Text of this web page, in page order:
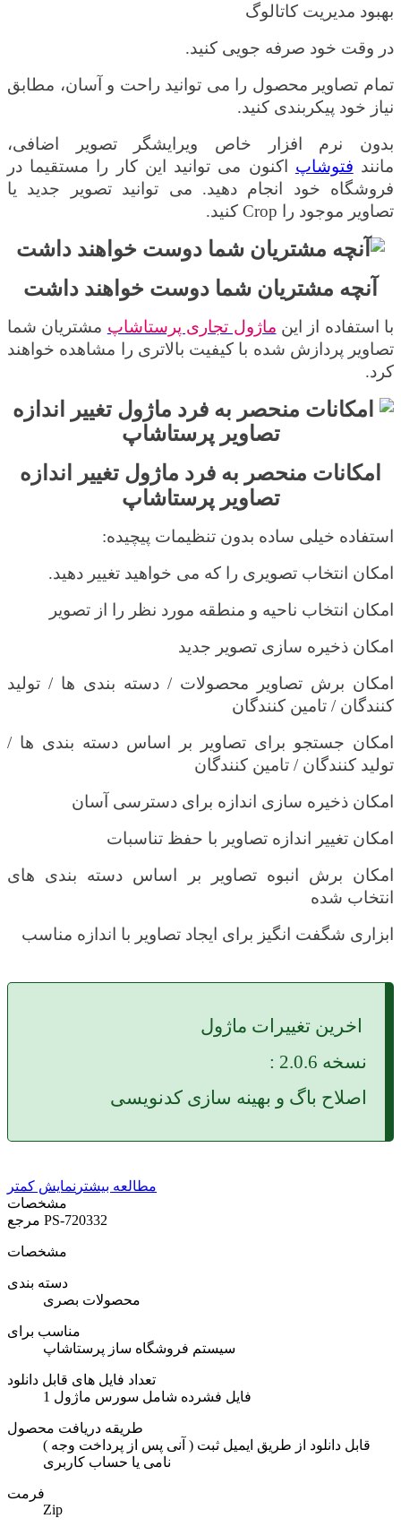
بهبود مدیریت کاتالوگ
در وقت خود صرفه جویی کنید.
تمام تصاویر محصول را می توانید راحت و آسان، مطابق
نیاز خود پیکربندی کنید.
بدون نرم افزار خاص ویرایشگر تصویر اضافی،
مانند فتوشاپ اکنون می توانید این کار را مستقیما در
فروشگاه خود انجام دهید. می توانید تصویر جدید یا
تصاویر موجود را Crop کنید.
آنچه مشتریان شما دوست خواهند داشت
با استفاده از این ماژول تجاری پرستاشاپ مشتریان شما
تصاویر پردازش شده با کیفیت بالاتری را مشاهده خواهند
کرد.
امکانات منحصر به فرد ماژول تغییر اندازه
تصاویر پرستاشاپ
استفاده خیلی ساده بدون تنظیمات پیچیده:
امکان انتخاب تصویری را که می خواهید تغییر دهید.
امکان انتخاب ناحیه و منطقه مورد نظر را از تصویر
امکان ذخیره سازی تصویر جدید
امکان برش تصاویر محصولات / دسته بندی ها / تولید
کنندگان / تامین کنندگان
امکان جستجو برای تصاویر بر اساس دسته بندی ها /
تولید کنندگان / تامین کنندگان
امکان ذخیره سازی اندازه برای دسترسی آسان
امکان تغییر اندازه تصاویر با حفظ تناسبات
امکان برش انبوه تصاویر بر اساس دسته بندی های
انتخاب شده
ابزاری شگفت انگیز برای ایجاد تصاویر با اندازه مناسب
اخرین تغییرات ماژول
نسخه 2.0.6 :
اصلاح باگ و بهینه سازی کدنویسی
مطالعه بیشتر نمایش کمتر
مشخصات
PS-720332
مشخصات
دسته بندی
محصولات بصری
مناسب برای
سیستم فروشگاه ساز پرستاشاپ
تعداد فایل های قابل دانلود
1 فایل فشرده شامل سورس ماژول
طریقه دریافت محصول
( آنی پس از پرداخت وجه ) قابل دانلود از طریق ایمیل ثبت
نامی یا حساب کاربری
فرمت
Zip